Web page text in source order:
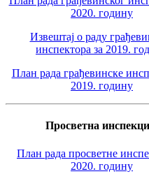
2020. годину
Извештај о раду
инспектора за 2019.
План рада грађевинске
2019. годину
Просветна
План рада просветне
2020. годину